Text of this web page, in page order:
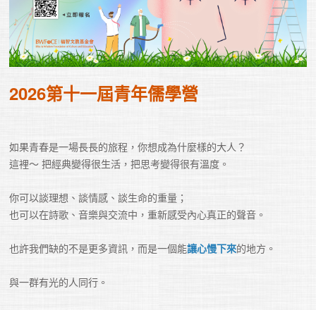
2026第十一屆青年儒學營
如果青春是一場長長的旅程，你想成為什麼樣的大人？
這裡～ 把經典變得很生活，把思考變得很有溫度。
你可以談理想、談情感、談生命的重量；
也可以在詩歌、音樂與交流中，重新感受內心真正的聲音。
也許我們缺的不是更多資訊，而是一個能讓心慢下來的地方。
與一群有光的人同行。